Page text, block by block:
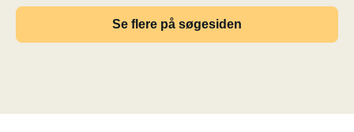
Se flere på søgesiden